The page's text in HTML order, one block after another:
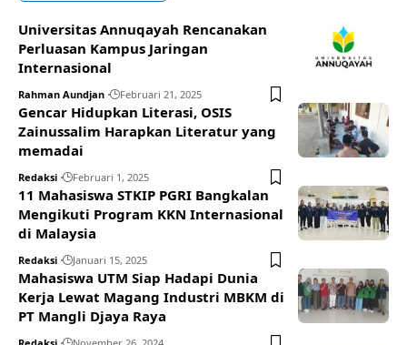
Universitas Annuqayah Rencanakan
Perluasan Kampus Jaringan
Internasional
Rahman Aundjan Februari 21, 2025
Gencar Hidupkan Literasi, OSIS
Zainussalim Harapkan Literatur yang
memadai
Redaksi Februari 1, 2025
11 Mahasiswa STKIP PGRI Bangkalan
Mengikuti Program KKN Internasional
di Malaysia
Redaksi Januari 15, 2025
Mahasiswa UTM Siap Hadapi Dunia
Kerja Lewat Magang Industri MBKM di
PT Mangli Djaya Raya
Redaksi November 26, 2024